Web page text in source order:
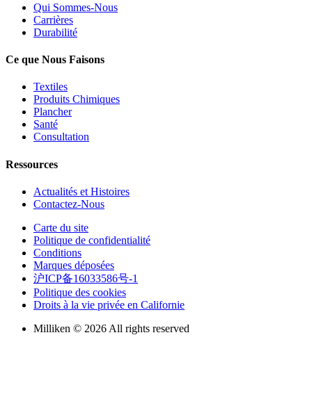
Qui Sommes-Nous
Carrières
Durabilité
Ce que Nous Faisons
Textiles
Produits Chimiques
Plancher
Santé
Consultation
Ressources
Actualités et Histoires
Contactez-Nous
Carte du site
Politique de confidentialité
Conditions
Marques déposées
沪ICP备16033586号-1
Politique des cookies
Droits à la vie privée en Californie
Milliken © 2026 All rights reserved